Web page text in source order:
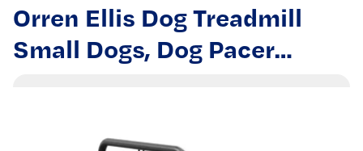
Orren Ellis Dog Treadmill
Small Dogs, Dog Pacer